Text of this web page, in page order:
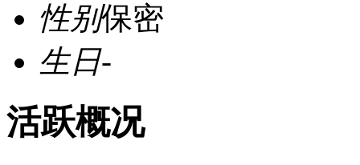
性别保密
生日-
活跃概况